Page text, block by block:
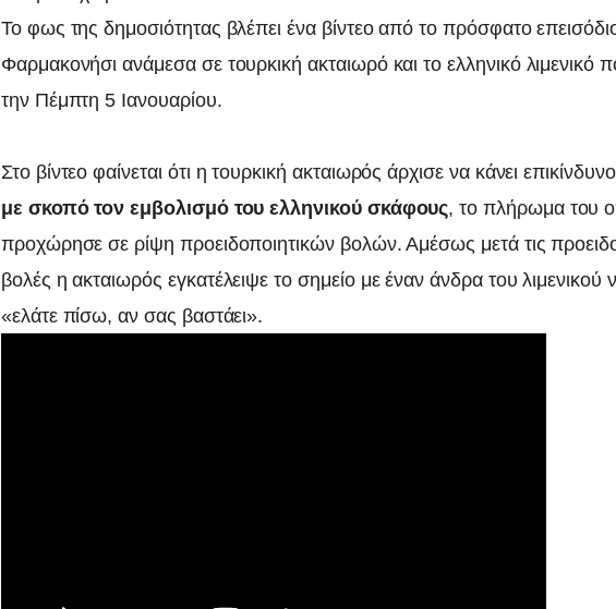
Το φως της δημοσιότητας βλέπει ένα βίντεο από το πρόσφατο
Φαρμακονήσι ανάμεσα σε τουρκική ακταιωρό και το ελληνικό λιμενικό
την Πέμπτη 5 Ιανουαρίου.
Στο βίντεο φαίνεται ότι η τουρκική ακταιωρός άρχισε να κάνει
με σκοπό τον εμβολισμό του ελληνικού σκάφους, το πλήρωμα του
προχώρησε σε ρίψη προειδοποιητικών βολών. Αμέσως μετά τις
βολές η ακταιωρός εγκατέλειψε το σημείο με έναν άνδρα του λιμενικού
«ελάτε πίσω, αν σας βαστάει».